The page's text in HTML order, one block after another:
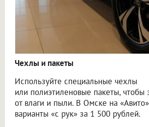
Чехлы и пакеты
Используйте специальные чехлы
или полиэтиленовые пакеты,
от влаги и пыли. В Омске на
варианты «с рук» за 1 500 рублей.